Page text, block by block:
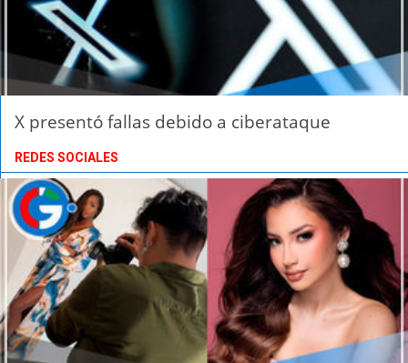
X presentó fallas debido a ciberataque
REDES SOCIALES